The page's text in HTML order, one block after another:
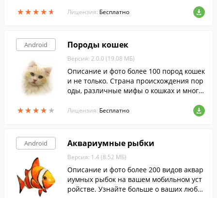
★★★★★
★★★★★ Лицензия: Бесплатно
Android
★★★★ ★
★★★★ ★
Породы кошек
Версия: 2.0.0 (19.08 МБ)
Описание и фото более 100 пород кошек
и не только. Страна происхождения пор
оды, различные мифы о кошках и много
щи этой программы.
Лицензия: Бесплатно
Android Аквариумные рыбки
Версия: 1.4 (8.52 МБ)
Описание и фото более 200 видов аквар
иумных рыбок на вашем мобильном уст
ройстве. Узнайте больше о ваших люби